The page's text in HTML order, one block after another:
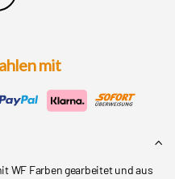
mit
WF Farben gearbeitet und aus